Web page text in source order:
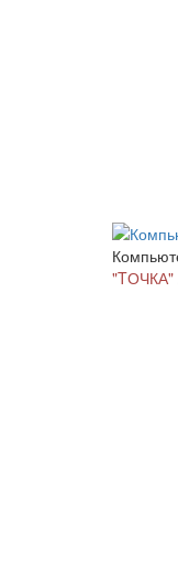
"TОЧКА"